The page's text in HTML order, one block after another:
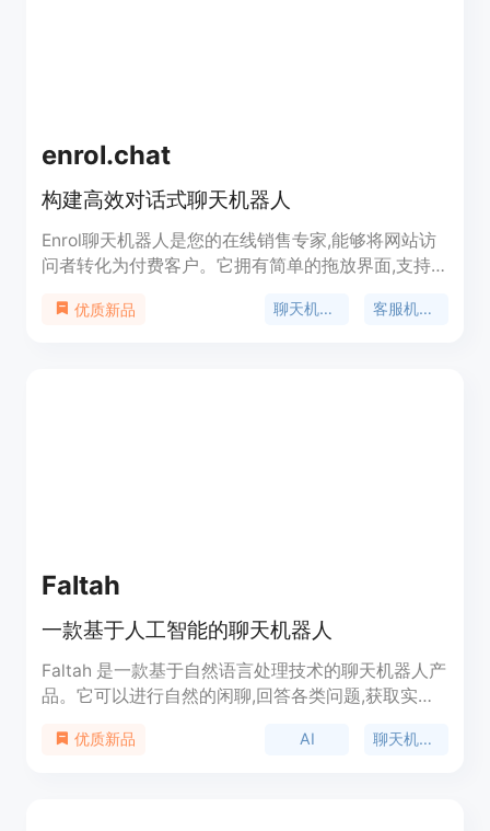
enrol.chat
构建高效对话式聊天机器人
Enrol聊天机器人是您的在线销售专家,能够将网站访
问者转化为付费客户。它拥有简单的拖放界面,支持
Messenger以及Telegram进行全方位沟通,实现24小
优质新品 聊天机器人 客服机器人
Faltah
一款基于人工智能的聊天机器人
Faltah 是一款基于自然语言处理技术的聊天机器人产
品。它可以进行自然的闲聊,回答各类问题,获取实时
量多,回答质量高,支持多种使用场景,且不断迭代升
优质新品 AI 聊天机器人